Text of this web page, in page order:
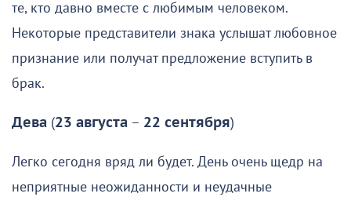
те, кто давно вместе с любимым человеком.
Некоторые представители знака услышат любовное
признание или получат предложение вступить в
брак.
Дева (23 августа – 22 сентября)
Легко сегодня вряд ли будет. День очень щедр на
неприятные неожиданности и неудачные